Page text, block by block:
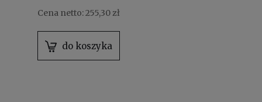
Cena netto:255,30 zł
do koszyka